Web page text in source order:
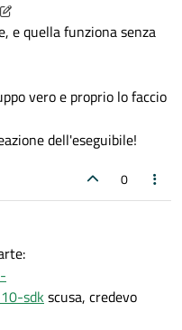
e quella funziona senza
vero e proprio lo faccio
dell'eseguibile!
0
sdkscusa, credevo